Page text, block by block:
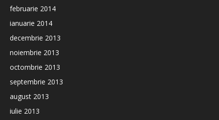
februarie 2014
ianuarie 2014
decembrie 2013
noiembrie 2013
octombrie 2013
septembrie 2013
august 2013
iulie 2013